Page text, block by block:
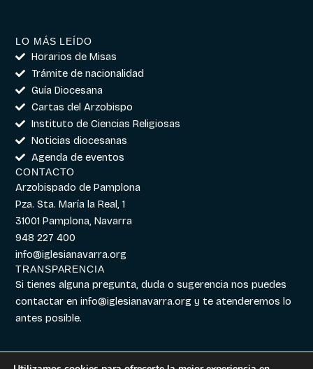
LO MÁS LEÍDO
Horarios de Misas
Trámite de nacionalidad
Guía Diocesana
Cartas del Arzobispo
Instituto de Ciencias Religiosas
Noticias diocesanas
Agenda de eventos
CONTACTO
Arzobispado de Pamplona
Pza. Sta. María la Real, 1
31001 Pamplona, Navarra
948 227 400
info@iglesianavarra.org
TRANSPARENCIA
Si tienes alguna pregunta, duda o sugerencia nos puedes
contactar eninfo@iglesianavarra.org y te atenderemos lo
antes posible.